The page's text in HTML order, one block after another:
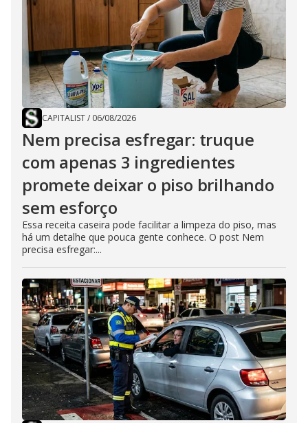
CAPITALIST/ 06/08/2026
Nem precisa esfregar: truque
com apenas 3 ingredientes
promete deixar o piso brilhando
sem esforço
Essa receita caseira pode facilitar a limpeza do piso, mas
há um detalhe que pouca gente conhece. O post Nem
precisa esfregar:...